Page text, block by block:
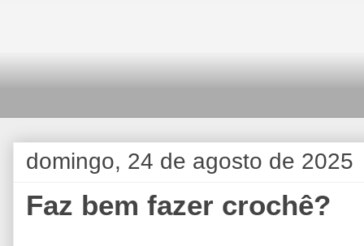
domingo, 24 de agosto de 2025
Faz bem fazer crochê?